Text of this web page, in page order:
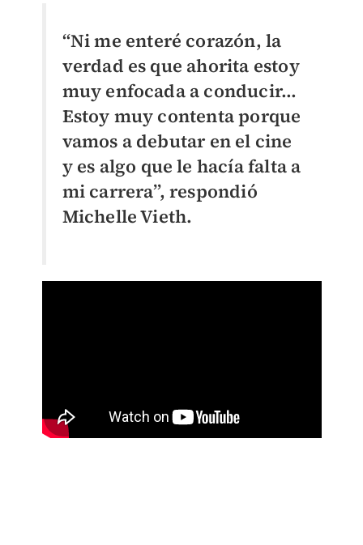
“Ni me enteré corazón, la
verdad es que ahorita estoy
muy enfocada a conducir…
Estoy muy contenta porque
vamos a debutar en el cine
y es algo que le hacía falta a
mi carrera”, respondió
Michelle Vieth.